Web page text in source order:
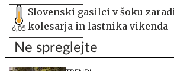
6,05
Slovenski gasilci v šoku
kolesarja in lastnika vikenda
Ne spreglejte